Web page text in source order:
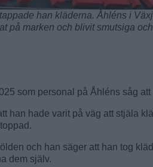
han kläderna. Åhléns i
på marken och blivit smutsiga
som personal på Åhléns såg
han hade varit på väg att stjäla
och han säger att han tog
dem själv.